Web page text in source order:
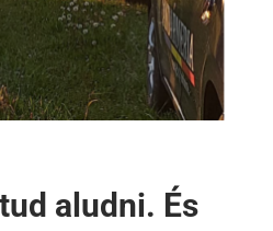
aludni. És